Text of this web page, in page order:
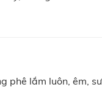
“Núi non mùa
+ Âm thanh “Nước
phê lắm luôn, êm,